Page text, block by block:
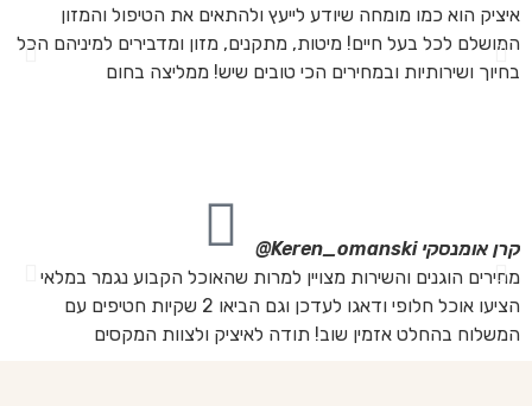
איציק הוא כמו מומחה שיודע לייעץ ולהתאים את הטיפול והמזון
המושלם לכל בעל חיים! מיטות, מתקנים, מזון ומדבירים למיניהם הכל
בחיוך ושירותיות ובמחירים הכי טובים שיש! ממליצה בחום
קרן אומנסקיKeren_omanski@
מחירים הוגנים והשירות מצויין למרות שהאוכל הקבוע נגמר במלאי
הציעו אוכל חלופי ודאגו לעדכן וגם הביאו 2 שקיות חטיפים עם
המשלוח בהחלט אזמין שוב! תודה לאיציק ולצוות המקסים